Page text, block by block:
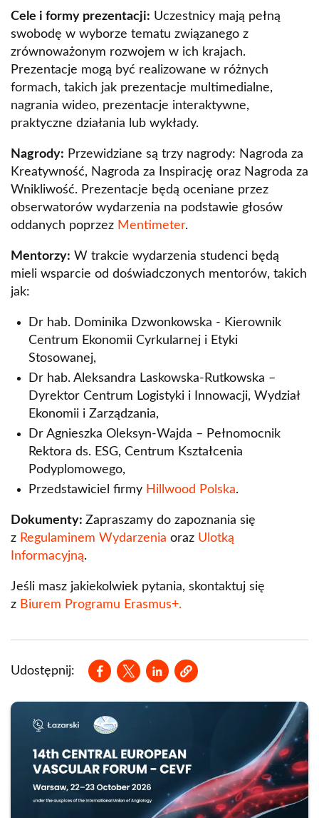
Cele i formy prezentacji: Uczestnicy mają pełną
swobodę w wyborze tematu związanego z
zrównoważonym rozwojem w ich krajach.
Prezentacje mogą być realizowane w różnych
formach, takich jak prezentacje multimedialne,
nagrania wideo, prezentacje interaktywne,
praktyczne działania lub wykłady.
Nagrody: Przewidziane są trzy nagrody: Nagroda za
Kreatywność, Nagroda za Inspirację oraz Nagroda za
Wnikliwość. Prezentacje będą oceniane przez
obserwatorów wydarzenia na podstawie głosów
oddanych poprzez Mentimeter.
Mentorzy: W trakcie wydarzenia studenci będą
mieli wsparcie od doświadczonych mentorów, takich
jak:
Dr hab. Dominika Dzwonkowska - Kierownik
Centrum Ekonomii Cyrkularnej i Etyki
Stosowanej,
Dr hab. Aleksandra Laskowska-Rutkowska –
Dyrektor Centrum Logistyki i Innowacji, Wydział
Ekonomii i Zarządzania,
Dr Agnieszka Oleksyn-Wajda – Pełnomocnik
Rektora ds. ESG, Centrum Kształcenia
Podyplomowego,
Przedstawiciel firmy Hillwood Polska.
Dokumenty: Zapraszamy do zapoznania się
z Regulaminem Wydarzenia oraz Ulotką
Informacyjną.
Jeśli masz jakiekolwiek pytania, skontaktuj się
z Biurem Programu Erasmus+.
Udostępnij:
Opens in a new window
Opens in a new window
Opens in a new window